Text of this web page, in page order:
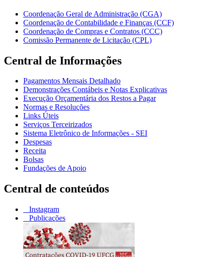
Coordenação Geral de Administração (CGA)
Coordenação de Contabilidade e Finanças (CCF)
Coordenação de Compras e Contratos (CCC)
Comissão Permanente de Licitação (CPL)
Central de Informações
Pagamentos Mensais Detalhado
Demonstrações Contábeis e Notas Explicativas
Execução Orçamentária dos Restos a Pagar
Normas e Resoluções
Links Úteis
Serviços Terceirizados
Sistema Eletrônico de Informações - SEI
Despesas
Receita
Bolsas
Fundações de Apoio
Central de conteúdos
Instagram
Publicações